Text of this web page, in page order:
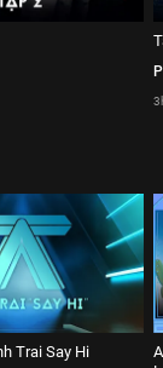
P
Trai Say Hi